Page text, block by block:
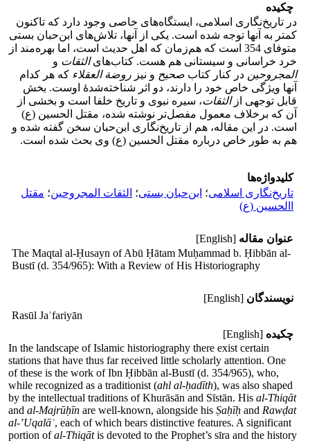
چکیده
در تاریخ‌نگاری اسلامی، ایستگاه‌های خاصی وجود دارد که تاکنون
کمتر به آنها توجه شده است. یکی از آنها، تلاش‌های ابن‌حبان بستی
متوفای 354 است که هم‌زمان که اهل حدیث است، اما بهره‌مند از
خرد خراسانی و سیستانی هم هست. کتاب‌هایالثقات و
المجروحین در کنار کتاب صحیح و نیز روضة العقلاء که هر کدام
آنها ویژگی خاص خود را دارند، دو اثر شناخته‌شدۀ اوست. بخش
قابل توجهی ازالثقات، سیره نبوی و تاریخ خلفا است و بخشی از
آن که برخلاف معمول مفصل‌تر نوشته شده، مقتل الحسین (ع)
است. در این مقاله، هم از تاریخ‌نگاری ابن‌حبان سخن گفته شده و
هم به طور خاص درباره مقتل الحسین (ع) وی بحث شده است.
کلیدواژه‌ها
تاریخ‌نگاری اسلامی؛ ابن‌حبان بستی؛ الثقات المجروحین؛ مقتل
االحسین (ع)
عنوان مقاله [English]
The Maqtal al-Ḥusayn of Abū Ḥātam Muḥammad b. Ḥibbān al-
Bustī (d. 354/965): With a Review of His Historiography
نویسندگان [English]
Rasūl Jaʿfariyān
چکیده [English]
In the landscape of Islamic historiography there exist certain
stations that have thus far received little scholarly attention. One
of these is the work of Ibn Ḥibbān al-Bustī (d. 354/965), who,
while recognized as a traditionist (ahl al-ḥadīth), was also shaped
by the intellectual traditions of Khurāsān and Sīstān. His al-Thiqāt
and al-Majrūḥīn are well-known, alongside his Ṣaḥīḥ and Rawḍat
al-‛Uqalāʾ, each of which bears distinctive features. A significant
portion ofal-Thiqātis devoted to the Prophet’s sīra and the history